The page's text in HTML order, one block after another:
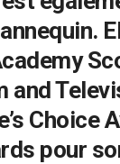
and
Choice
pour